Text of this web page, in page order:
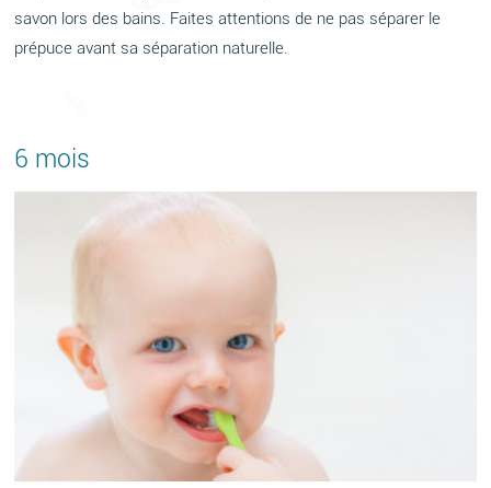
savon lors des bains. Faites attentions de ne pas séparer le
prépuce avant sa séparation naturelle.
6 mois